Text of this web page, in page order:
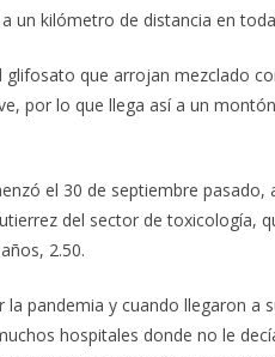
un kilómetro de distancia en
que arrojan mezclado
por lo que llega así a un
el 30 de septiembre pasado,
del sector de toxicología,
2.50.
pandemia y cuando llegaron a
hospitales donde no le